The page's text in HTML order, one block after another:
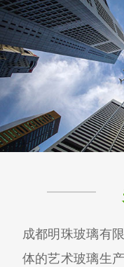
成都明珠玻璃有
体的艺术玻璃生